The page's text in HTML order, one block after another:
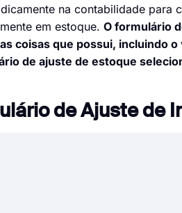
na contabilidade para
em estoque. O formulário
coisas que possui, incluindo o
de ajuste de estoque
de Ajuste de
solicitações de seus clientes,